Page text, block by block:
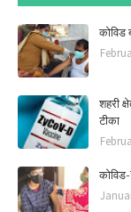
कोविड
शहरी
टीका